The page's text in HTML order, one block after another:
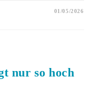
01/05/2026
nur so hoch